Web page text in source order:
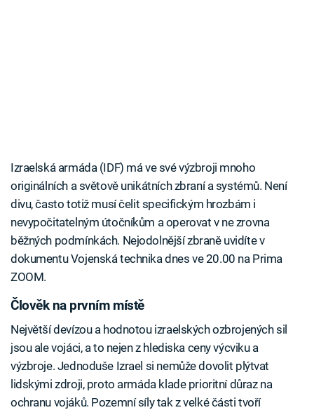
Izraelská armáda (IDF) má ve své výzbroji mnoho
originálních a světově unikátních zbraní a systémů. Není
divu, často totiž musí čelit specifickým hrozbám i
nevypočitatelným útočníkům a operovat v ne zrovna
běžných podmínkách. Nejodolnější zbraně uvidíte v
dokumentu Vojenská technika dnes ve 20.00 na Prima
ZOOM.
Člověk na prvním místě
Největší devízou a hodnotou izraelských ozbrojených sil
jsou ale vojáci, a to nejen z hlediska ceny výcviku a
výzbroje. Jednoduše Izrael si nemůže dovolit plýtvat
lidskými zdroji, proto armáda klade prioritní důraz na
ochranu vojáků. Pozemní síly tak z velké části tvoří